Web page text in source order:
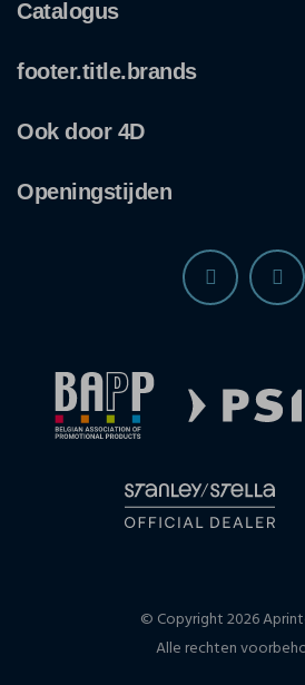
Catalogus
footer.title.brands
Ook door 4D
Openingstijden
© Copyright 2026
Alle rechten